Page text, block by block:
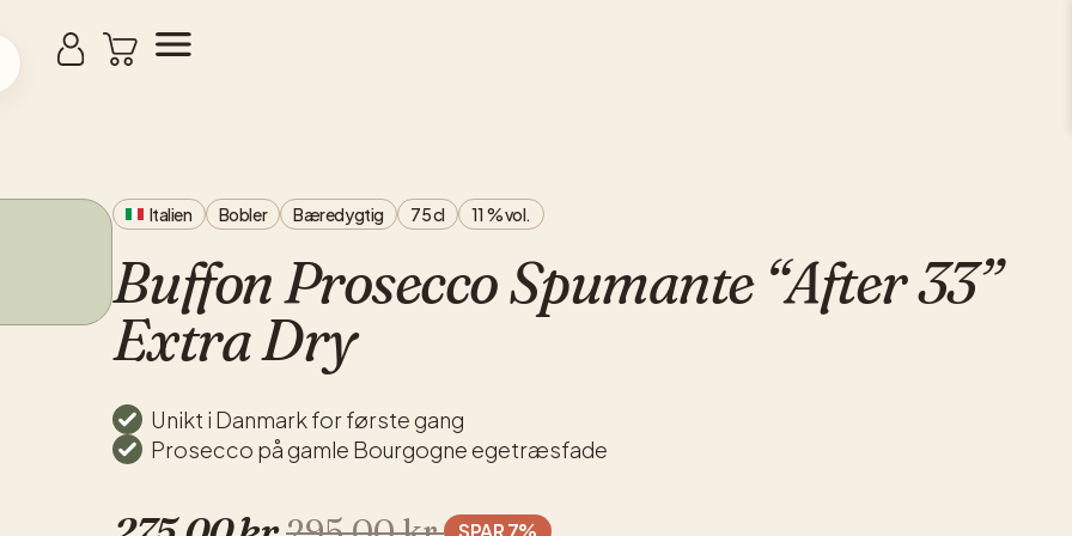
Italien Bobler Bæredygtig 75 cl 11 % vol.
Buffon Prosecco Spumante “After 33”
Extra Dry
Unikt i Danmark for første gang
Prosecco på gamle Bourgogne egetræsfade
SPAR 7%